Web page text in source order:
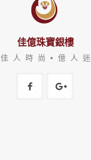
佳億珠寶銀樓
佳 人 時 尚 • 億 人 迷